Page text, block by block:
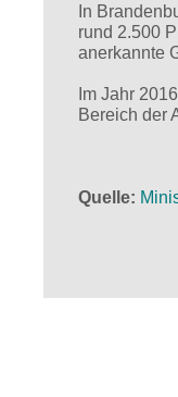
In
rund 2.500
anerkannte
Im Jahr
Bereich der
Quelle